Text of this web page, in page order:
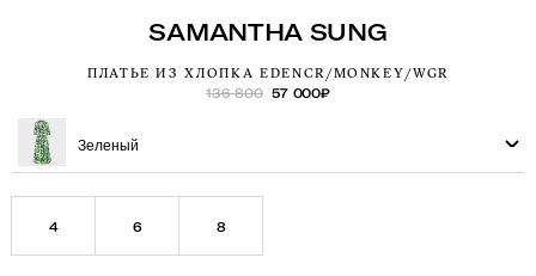
SAMANTHA SUNG
ПЛАТЬЕ ИЗ ХЛОПКА EDENCR/MONKEY/WGR
136 800 57 000₽
Зеленый
4 6 8